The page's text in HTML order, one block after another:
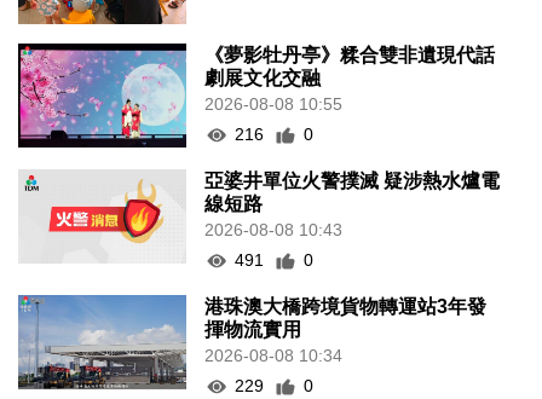
《夢影牡丹亭》糅合雙非遺現代話
劇展文化交融
2026-08-08 10:55
216
0
亞婆井單位火警撲滅 疑涉熱水爐電
線短路
2026-08-08 10:43
491
0
港珠澳大橋跨境貨物轉運站3年發
揮物流實用
2026-08-08 10:34
229
0